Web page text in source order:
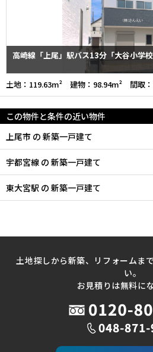
高崎線「上尾」駅バス13分「大谷小学
土地：119.63m² 建物：98.94m² 間取
この物件と条件の近い物件
上尾市 の 新築一戸建て
宇都宮線 の 新築一戸建て
東大宮駅 の 新築一戸建て
土地探しから新築、リフォームま
い。
お見積りは無料に